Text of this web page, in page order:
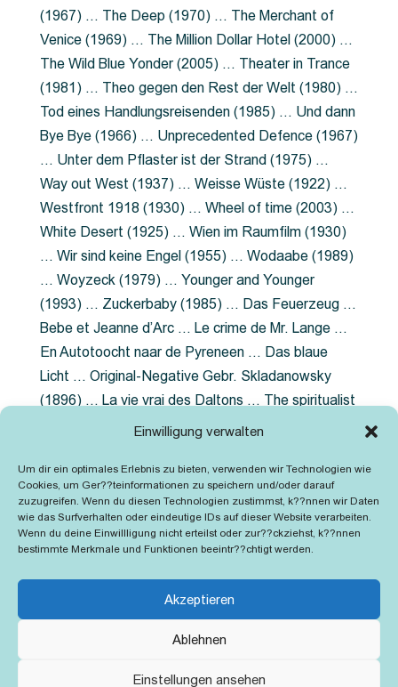
Einwilligung verwalten
Um dir ein optimales Erlebnis zu bieten, verwenden wir Technologien wie
Cookies, um Ger??teinformationen zu speichern und/oder darauf
zuzugreifen. Wenn du diesen Technologien zustimmst, k??nnen wir Daten
wie das Surfverhalten oder eindeutige IDs auf dieser Website verarbeiten.
Wenn du deine Einwillligung nicht erteilst oder zur??ckziehst, k??nnen
bestimmte Merkmale und Funktionen beeintr??chtigt werden.
Akzeptieren
Ablehnen
Einstellungen ansehen
(1967) … The Deep (1970) … The Merchant of
Venice (1969) … The Million Dollar Hotel (2000) …
The Wild Blue Yonder (2005) … Theater in Trance
(1981) … Theo gegen den Rest der Welt (1980) …
Tod eines Handlungsreisenden (1985) … Und dann
Bye Bye (1966) … Unprecedented Defence (1967)
… Unter dem Pflaster ist der Strand (1975) …
Way out West (1937) … Weisse Wüste (1922) …
Westfront 1918 (1930) … Wheel of time (2003) …
White Desert (1925) … Wien im Raumfilm (1930)
… Wir sind keine Engel (1955) … Wodaabe (1989)
… Woyzeck (1979) … Younger and Younger
(1993) … Zuckerbaby (1985) … Das Feuerzeug …
Bebe et Jeanne d’Arc … Le crime de Mr. Lange …
En Autotoocht naar de Pyreneen … Das blaue
Licht … Original-Negative Gebr. Skladanowsky
(1896) … La vie vrai des Daltons … The spiritualist
photographer … Feuer im Fjord … The Song of the
Grubenlampe … Tolstoy … Grün ist die Heide …
Lady Hamilton … Mütter verzaget nicht …
Ruttmann Werbefilme